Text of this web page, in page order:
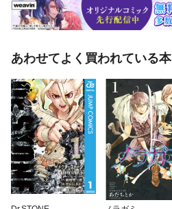
あわせてよく買われている本